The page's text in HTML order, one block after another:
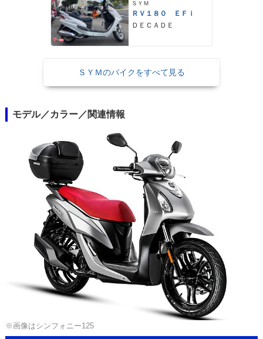
ＳＹＭ
ＲＶ１８０ ＥＦｉ
ＤＥＣＡＤＥ
ＳＹＭのバイクをすべて見る
モデル／カラー／関連情報
※画像はシンフォニー125